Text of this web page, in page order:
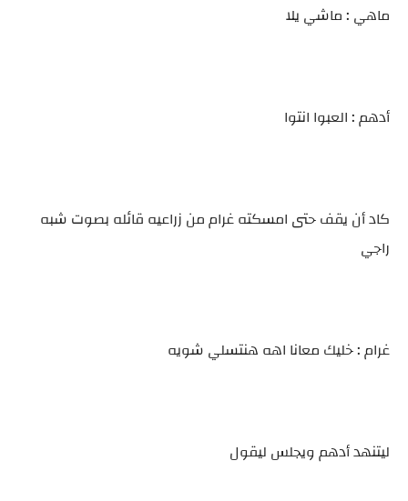
ماهي : ماشي يلا
أدهم : العبوا انتوا
كاد أن يقف حتى امسكته غرام من زراعيه قائله بصوت شبه
راجي
غرام : خليك معانا اهه هنتسلي شويه
ليتنهد أدهم ويجلس ليقول